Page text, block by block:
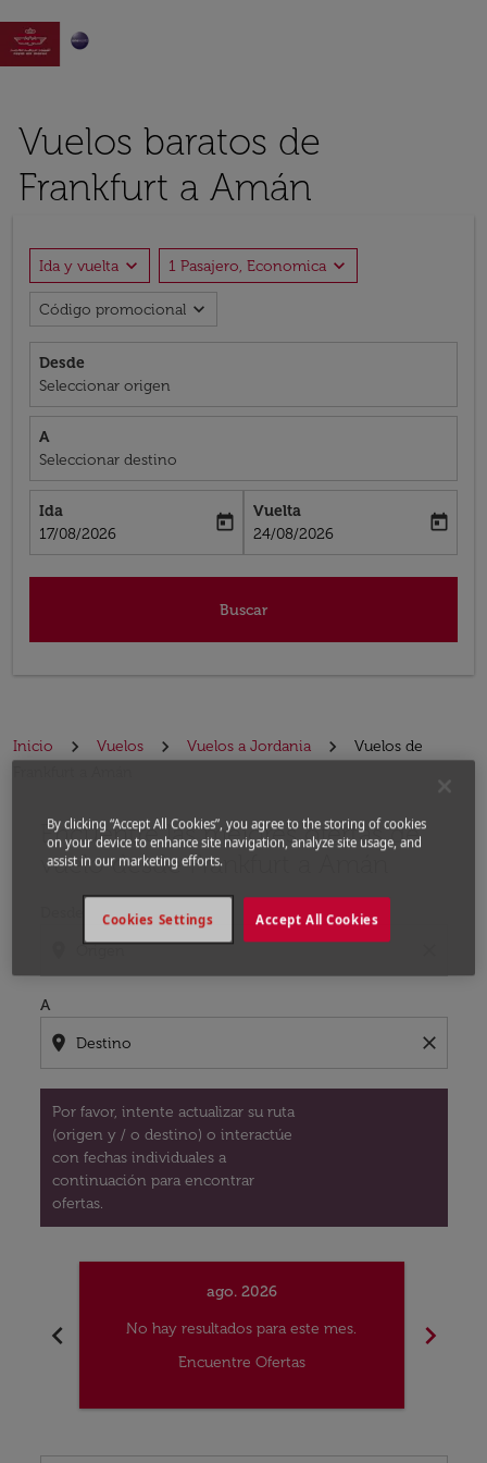

Vuelos baratos de
Frankfurt a Amán
Ida y vuelta expand_more 1 Pasajero, Economica expand_more
Código promocional expand_more
Desde
Seleccionar origen
A
Seleccionar destino
Ida
fc-booking-departure-date-aria-label
17/08/2026
today
Vuelta
fc-booking-return-date-aria-label
24/08/2026
today
Buscar
Inicio Vuelos Vuelos a Jordania
Vuelos de
Encuentre las mejores ofertas de
vuelo desde Frankfurt a Amán
A
location_on close
Por favor, intente actualizar su ruta
(origen y / o destino) o interactúe
con fechas individuales a
continuación para encontrar
ofertas.
Por favor, intente actualizar su ruta (origen y / o
chevron_left
ago. 2026
No hay resultados para este mes.
Encuentre Ofertas
chevron_right
By clicking “Accept All Cookies”, you agree to the storing of cookies
on your device to enhance site navigation, analyze site usage, and
assist in our marketing efforts.
Accept All Cookies
Cookies Settings